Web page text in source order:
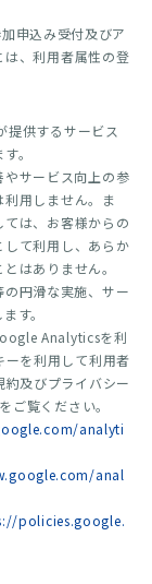
申込み受付及びア
は、利用者属性の登
供するサービス
。
サービス向上の参
用しません。ま
は、お客様からの
して利用し、あらか
はありません。
円滑な実施、サー
す。
Analyticsを利
を利用して利用者
及びプライバシー
ご覧ください。
analyti
anal
policies.google.